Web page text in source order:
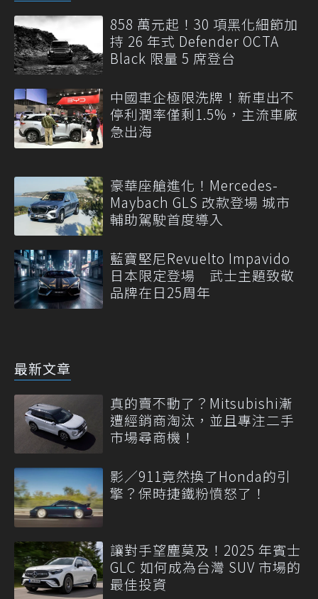
858 萬元起！30 項黑化細節加
持 26 年式 Defender OCTA
Black 限量 5 席登台
中國車企極限洗牌！新車出不
停利潤率僅剩1.5%，主流車廠
急出海
豪華座艙進化！Mercedes-
Maybach GLS 改款登場 城市
輔助駕駛首度導入
藍寶堅尼Revuelto Impavido
日本限定登場 武士主題致敬
品牌在日25周年
最新文章
真的賣不動了？Mitsubishi漸
遭經銷商淘汰，並且專注二手
市場尋商機！
影／911竟然換了Honda的引
擎？保時捷鐵粉憤怒了！
讓對手望塵莫及！2025 年賓士
GLC 如何成為台灣 SUV 市場的
最佳投資